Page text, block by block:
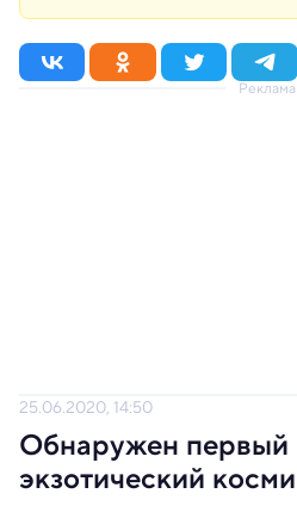
Реклама
25.06.2020, 14:50
Обнаружен первый
экзотический